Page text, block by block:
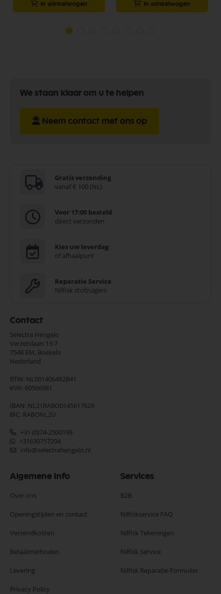
In winkelwagen In winkelwagen
We staan klaar om u te helpen
Neem contact met ons op
Gratis verzending
vanaf € 100 (NL)
Voor 17:00 besteld
direct verzonden
Kies uw leverdag
of afhaalpunt
Reparatie Service
Nilfisk stofzuigers
Contact
Selectra Hengelo
Verzetslaan 13-7
7548 EM, Boekelo
Nederland
BTW: NL001406482B41
KVK: 60566981
IBAN: NL21RABO0145617629
BIC: RABONL2U
+31 (0)74-2500199
+31630757204
info@selectrahengelo.nl
Algemene Info
Over ons
Openingstijden en contact
Verzendkosten
Betaalmethoden
Levering
Privacy Policy
Services
B2B
Nilfiskservice FAQ
Nilfisk Tekeningen
Nilfisk Service
Nilfisk Reparatie Formulier